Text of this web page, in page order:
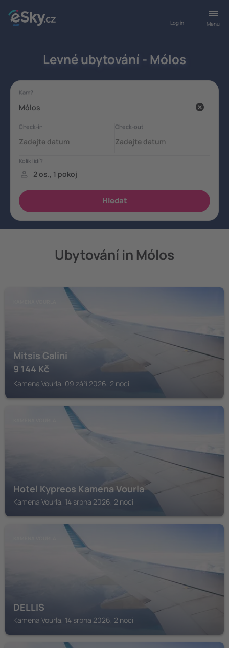
Menu
Log in
Levné ubytování - Mólos
Ubytování in Mólos
Mitsis Galini
9 144 Kč
Kamena Vourla, 09 září 2026, 2 noci
Hotel Kypreos Kamena Vourla
Kamena Vourla, 14 srpna 2026, 2 noci
DELLIS
Kamena Vourla, 14 srpna 2026, 2 noci